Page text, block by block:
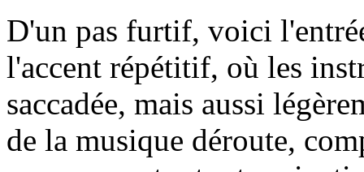
D'un pas furtif, voici
l'accent répétitif, où les
saccadée, mais aussi
de la musique déroute,